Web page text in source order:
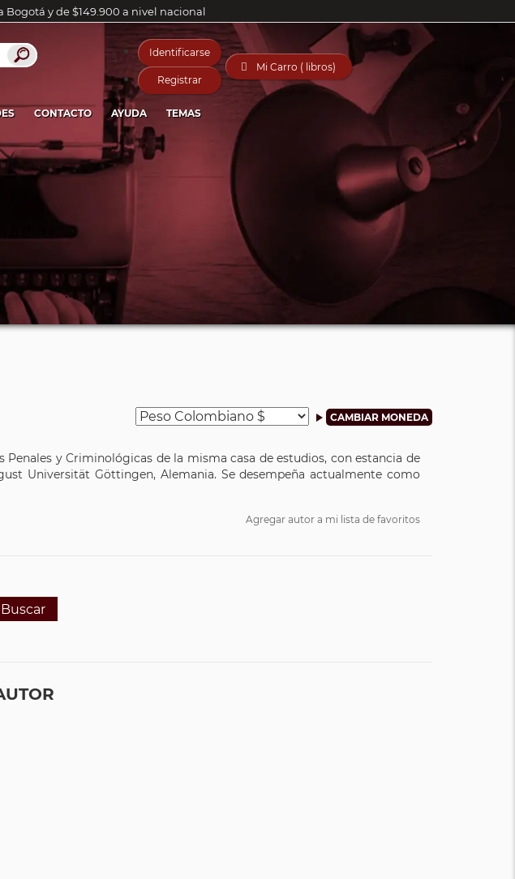
Bogotá y de $149.900 a nivel nacional
Identificarse
Registrar
 Mi Carro ( libros)
CONTACTO AYUDA TEMAS
y Criminológicas de la misma casa de estudios, con estancia de
Universität Göttingen, Alemania. Se desempeña actualmente como
Agregar autor a mi lista de favoritos
Buscar